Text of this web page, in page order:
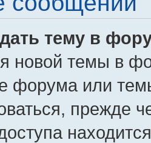
тему в
новой темы в
форума или
прежде